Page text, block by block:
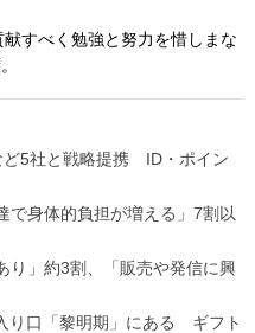
献すべく勉強と努力を惜しまな
ど5社と戦略提携 ID・ポイン
で身体的負担が増える」7割以
り」約3割、「販売や発信に興
り口「黎明期」にある ギフト